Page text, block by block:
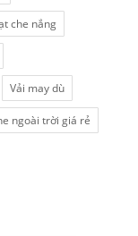
che nắng
Vải may dù
ngoài trời giá rẻ